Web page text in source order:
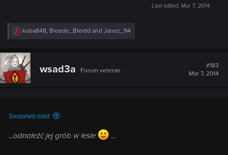
Last edited: Mar 7, 2014
R
e
c
t
i
o
kuba848, Bloede_Bleidd and Janoz_94
wsad3a Forum veteran
#183
Mar 7, 2014
Swooneb said:
...odnaleźć jej grób w lesie ...